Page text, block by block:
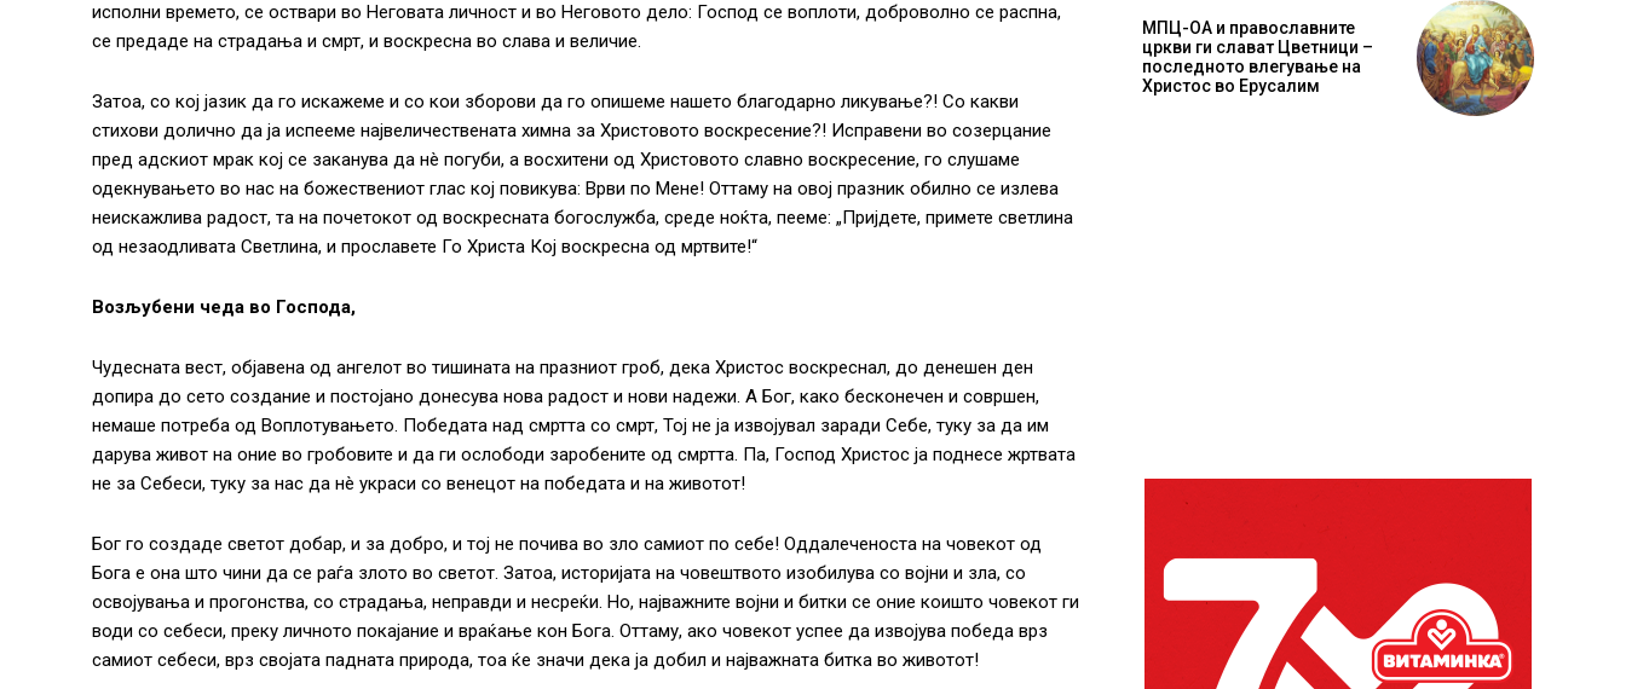
исполни времето, се оствари во Неговата личност и во Неговото дело: Господ се воплоти, доброволно се распна,
се предаде на страдања и смрт, и воскресна во слава и величие.
Затоа, со кој јазик да го искажеме и со кои зборови да го опишеме нашето благодарно ликување?! Со какви
стихови долично да ја испееме највеличествената химна за Христовото воскресение?! Исправени во созерцание
пред адскиот мрак кој се заканува да нè погуби, а восхитени од Христовото славно воскресение, го слушаме
одекнувањето во нас на божествениот глас кој повикува: Врви по Мене! Оттаму на овој празник обилно се излева
неискажлива радост, та на почетокот од воскресната богослужба, среде ноќта, пееме: „Пријдете, примете светлина
од незаодливата Светлина, и прославете Го Христа Кој воскресна од мртвите!“
Возљубени чеда во Господа,
Чудесната вест, објавена од ангелот во тишината на празниот гроб, дека Христос воскреснал, до денешен ден
допира до сето создание и постојано донесува нова радост и нови надежи. А Бог, како бесконечен и совршен,
немаше потреба од Воплотувањето. Победата над смртта со смрт, Тој не ја извојувал заради Себе, туку за да им
дарува живот на оние во гробовите и да ги ослободи заробените од смртта. Па, Господ Христос ја поднесе жртвата
не за Себеси, туку за нас да нè украси со венецот на победата и на животот!
Бог го создаде светот добар, и за добро, и тој не почива во зло самиот по себе! Оддалеченоста на човекот од
Бога е она што чини да се раѓа злото во светот. Затоа, историјата на човештвото изобилува со војни и зла, со
освојувања и прогонства, со страдања, неправди и несреќи. Но, најважните војни и битки се оние коишто човекот ги
води со себеси, преку личното покајание и враќање кон Бога. Оттаму, ако човекот успее да извојува победа врз
самиот себеси, врз својата падната природа, тоа ќе значи дека ја добил и најважната битка во животот!
МПЦ-ОА и православните
цркви ги слават Цветници –
последното влегување на
Христос во Ерусалим